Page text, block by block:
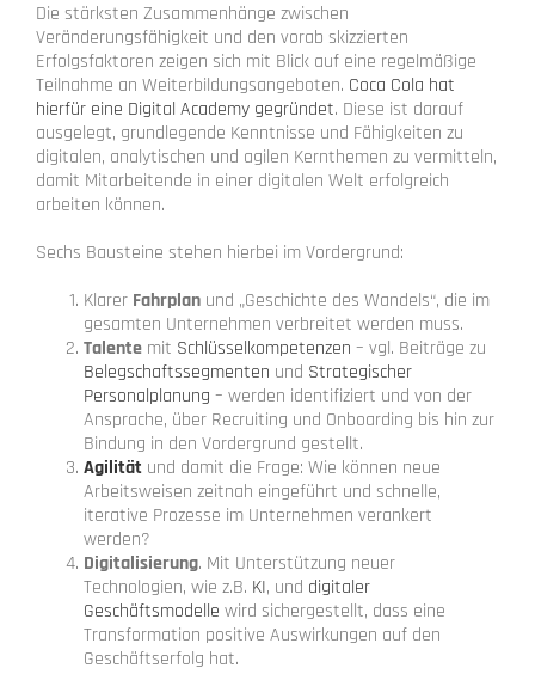
Die stärksten Zusammenhänge zwischen
Veränderungsfähigkeit und den vorab skizzierten
Erfolgsfaktoren zeigen sich mit Blick auf eine regelmäßige
Teilnahme an Weiterbildungsangeboten. Coca Cola hat
hierfür eine Digital Academy gegründet. Diese ist darauf
ausgelegt, grundlegende Kenntnisse und Fähigkeiten zu
digitalen, analytischen und agilen Kernthemen zu vermitteln,
damit Mitarbeitende in einer digitalen Welt erfolgreich
arbeiten können.
Sechs Bausteine stehen hierbei im Vordergrund:
Klarer Fahrplan und „Geschichte des Wandels“, die im
gesamten Unternehmen verbreitet werden muss.
Talente mit Schlüsselkompetenzen – vgl. Beiträge zu
Belegschaftssegmenten und Strategischer
Personalplanung – werden identifiziert und von der
Ansprache, über Recruiting und Onboarding bis hin zur
Bindung in den Vordergrund gestellt.
Agilität und damit die Frage: Wie können neue
Arbeitsweisen zeitnah eingeführt und schnelle,
iterative Prozesse im Unternehmen verankert
werden?
Digitalisierung. Mit Unterstützung neuer
Technologien, wie z.B. KI, und digitaler
Geschäftsmodelle wird sichergestellt, dass eine
Transformation positive Auswirkungen auf den
Geschäftserfolg hat.